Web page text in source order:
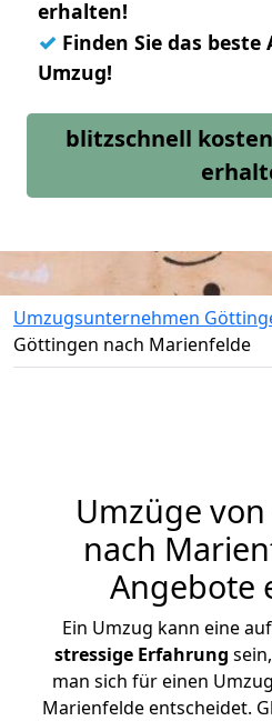
erhalten!
✓ Finden Sie das
Umzug!
blitzschnell
Umzugsunternehmen
Göttingen nach Marienfelde
Umzüge
nach
Angebote
Ein Umzug kann eine
stressige Erfahrung
man sich für einen
Marienfelde entscheidet.